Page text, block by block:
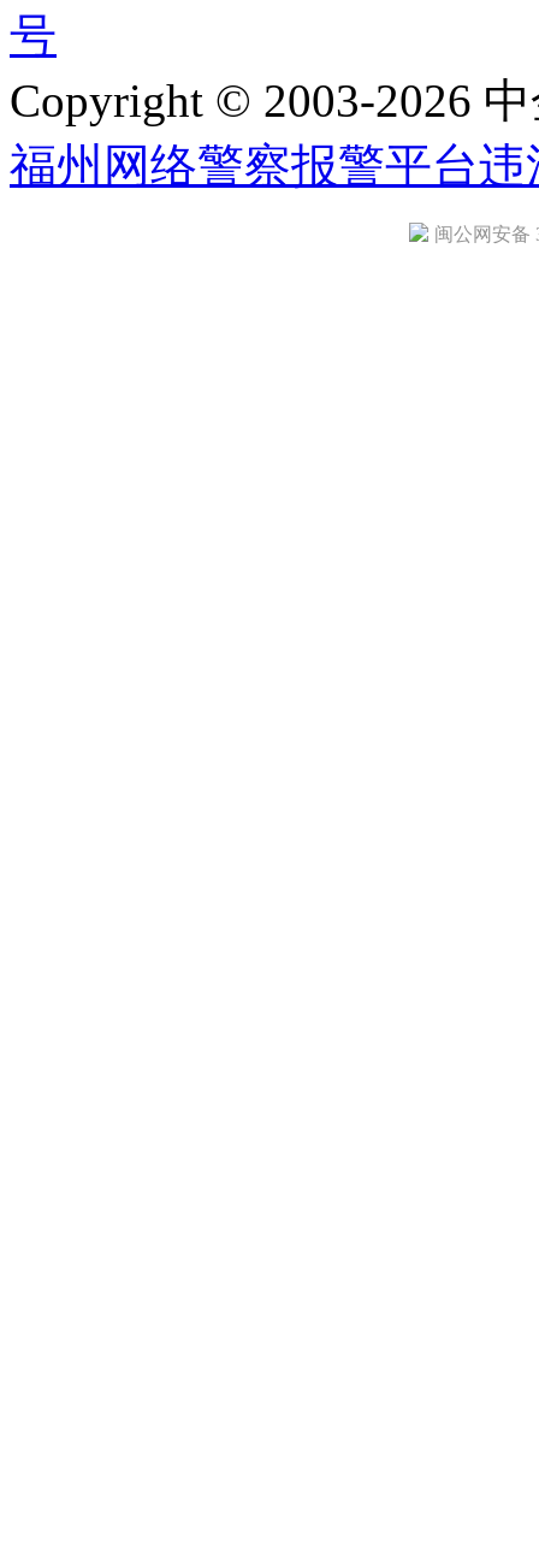
号
Copyright © 2003-2026
福州网络警察报警平台违
闽公网安备